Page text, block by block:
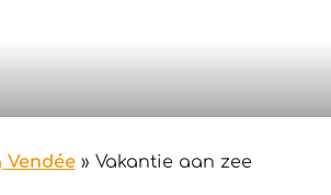
Vendée» Vakantie aan zee